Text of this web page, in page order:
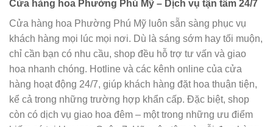
Cửa hàng hoa Phường Phú Mỹ – Dịch vụ tận tâm 24/7
Cửa hàng hoa Phường Phú Mỹ luôn sẵn sàng phục vụ
khách hàng mọi lúc mọi nơi. Dù là sáng sớm hay tối muộn,
chỉ cần bạn có nhu cầu, shop đều hỗ trợ tư vấn và giao
hoa nhanh chóng. Hotline và các kênh online của cửa
hàng hoạt động 24/7, giúp khách hàng đặt hoa thuận tiện,
kể cả trong những trường hợp khẩn cấp. Đặc biệt, shop
còn có dịch vụ giao hoa đêm – một trong những ưu điểm